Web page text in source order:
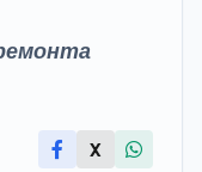
X